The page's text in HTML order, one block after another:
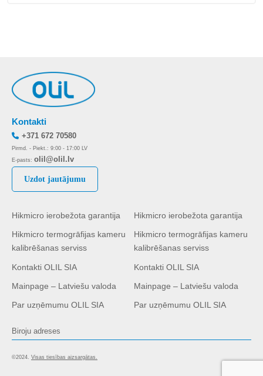
Hikmicro ierobežota garantija
Hikmicro termogrāfijas kameru
kalibrēšanas serviss
Kontakti OLIL SIA
Mainpage – Latviešu valoda
Par uzņēmumu OLIL SIA
Hikmicro ierobežota garantija
Hikmicro termogrāfijas kameru
kalibrēšanas serviss
Kontakti OLIL SIA
Mainpage – Latviešu valoda
Par uzņēmumu OLIL SIA
Kontakti
+371 672 70580
Pirmd. - Piekt.: 9:00 - 17:00 LV
E-pasts: olil@olil.lv
Uzdot jautājumu
Biroju adreses
©2024. Visas tiesības aizsargātas.